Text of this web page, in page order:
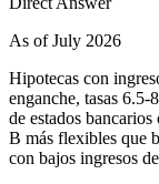
As of July 2026
Hipotecas con
enganche, tasas
de estados
B más flexibles que
con bajos ingresos